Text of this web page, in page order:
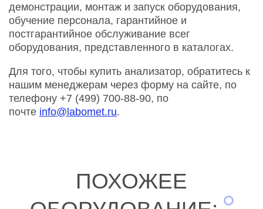
демонстрации, монтаж и запуск оборудования,
обучение персонала, гарантийное и
постгарантийное обслуживание всег
оборудования, представленного в каталогах.
Для того, чтобы купить анализатор, обратитесь к
нашим менеджерам через форму на сайте, по
телефону +7 (499) 700-88-90, по
почте info@labomet.ru.
ПОХОЖЕЕ